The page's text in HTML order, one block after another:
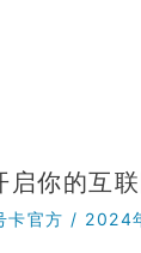
启你的互
卡官方 / 2024